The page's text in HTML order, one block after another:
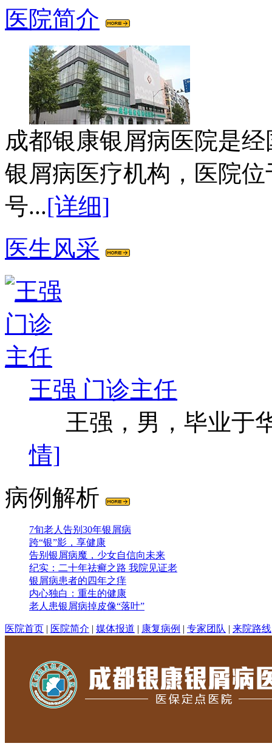
医院简介
成都银康银屑病医院是
银屑病医疗机构，医院
号...[详细]
医生风采
王强 门诊主任
王强，男，毕业于
情]
病例解析
7旬老人告别30年银屑病
跨“银”影，享健康
告别银屑病魔，少女自信向未来
纪实：二十年祛癣之路 我院见证老
银屑病患者的四年之痒
内心独白：重生的健康
老人患银屑病掉皮像“落叶”
医院首页 | 医院简介 | 媒体报道 | 康复病例 | 专家团队 | 来院路线